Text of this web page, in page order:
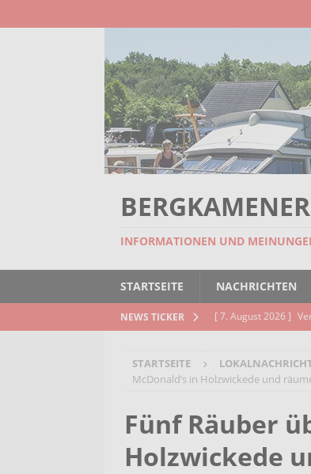
INFORMATIONEN UND
STARTSEITE NACHRICHTEN
NEWS TICKER [ 7. August 2026 ]
[ 7. August 2026 ]
Bergehalde „Großes
[ 6. August 2026 ]
STARTSEITE
McDonald’s in Holzwickede und
Fünf Räuber
Holzwickede